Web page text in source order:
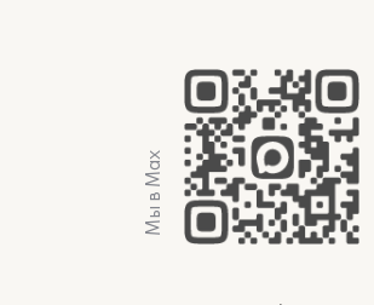
Мы в Max